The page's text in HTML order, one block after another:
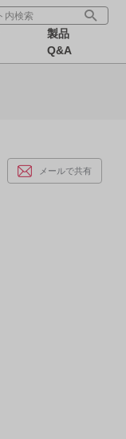
製品
Q&A
メールで共有